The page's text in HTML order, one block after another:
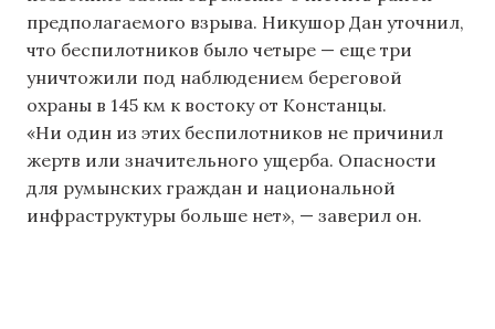
предполагаемого взрыва. Никушор Дан уточнил,
что беспилотников было четыре — еще три
уничтожили под наблюдением береговой
охраны в 145 км к востоку от Констанцы.
«Ни один из этих беспилотников не причинил
жертв или значительного ущерба. Опасности
для румынских граждан и национальной
инфраструктуры больше нет», — заверил он.